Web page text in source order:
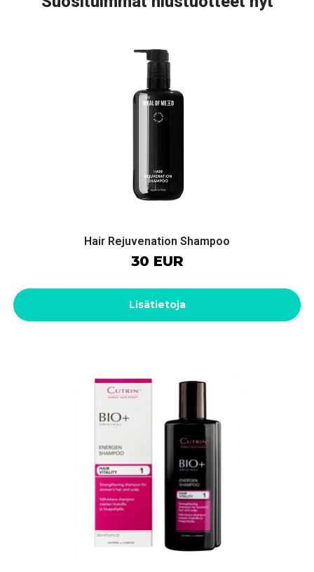
Hair Rejuvenation Shampoo
30 EUR
Lisätietoja